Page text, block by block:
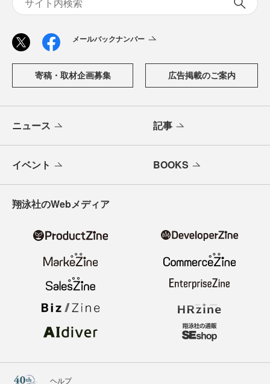
メールバックナンバー
寄稿・取材企画募集 広告掲載のご案内
ニュース 記事
イベント BOOKS
翔泳社のWebメディア
ヘルプ